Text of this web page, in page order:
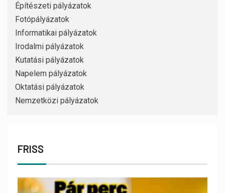
Építészeti pályázatok
Fotópályázatok
Informatikai pályázatok
Irodalmi pályázatok
Kutatási pályázatok
Napelem pályázatok
Oktatási pályázatok
Nemzetközi pályázatok
FRISS